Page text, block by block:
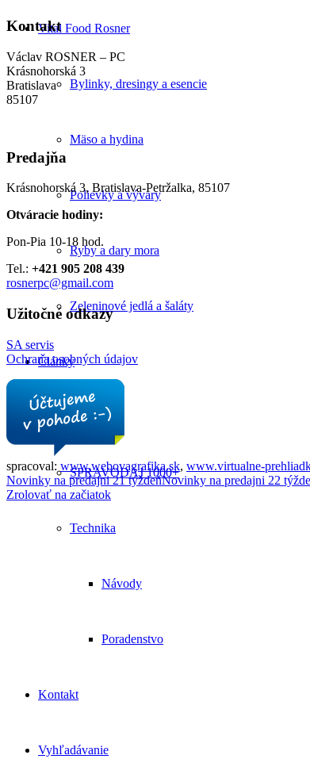
Vital Food Rosner
Bylinky, dresingy a esencie
Mäso a hydina
Polievky a vývary
Ryby a dary mora
Zeleninové jedlá a šaláty
Články
Petržalka
SPRAVODAJ 1000+
Technika
Návody
Poradenstvo
Kontakt
Vyhľadávanie
Kontakt
Václav ROSNER – PC
Krásnohorská 3
Bratislava
85107
Predajňa
Krásnohorská 3, Bratislava-Petržalka, 85107
Otváracie hodiny:
Pon-Pia 10-18 hod.
Tel.: +421 905 208 439
rosnerpc@gmail.com
Užitočné odkazy
SA servis
Ochrana osobných údajov
spracoval: www.webovagrafika.sk, www.virtualne-
Novinky na predajni 21 týždeňNovinky na predajni 22
Zrolovať na začiatok